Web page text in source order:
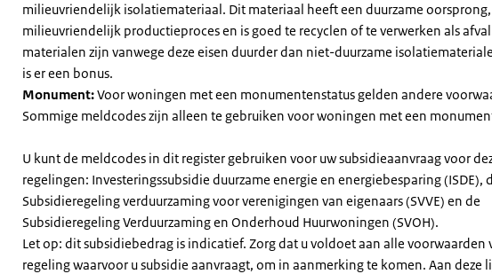
milieuvriendelijk isolatiemateriaal. Dit materiaal heeft een duurzame oorsprong,
milieuvriendelijk productieproces en is goed te recyclen of te verwerken als
materialen zijn vanwege deze eisen duurder dan niet-duurzame
is er een bonus.
Monument:Voor woningen met een monumentenstatus gelden andere
Sommige meldcodes zijn alleen te gebruiken voor woningen met een
U kunt de meldcodes in dit register gebruiken voor uw subsidieaanvraag voor
regelingen: Investeringssubsidie duurzame energie en energiebesparing (ISDE),
Subsidieregeling verduurzaming voor verenigingen van eigenaars (SVVE) en de
Subsidieregeling Verduurzaming en Onderhoud Huurwoningen (SVOH).
Let op: dit subsidiebedrag is indicatief. Zorg dat u voldoet aan alle voorwaarden
regeling waarvoor u subsidie aanvraagt, om in aanmerking te komen. Aan deze